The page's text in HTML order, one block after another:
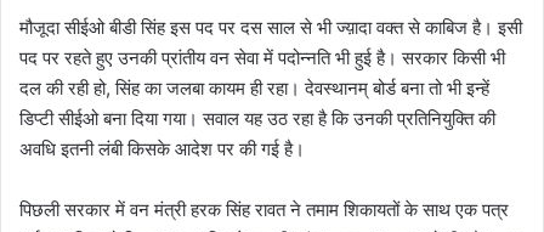
मौजूदा सीईओ बीडी सिंह इस पद पर दस साल से भी ज्य़ादा वक्त से काबिज है। इसी
पद पर रहते हुए उनकी प्रांतीय वन सेवा में पदोन्नति भी हुई है। सरकार किसी भी
दल की रही हो, सिंह का जलबा कायम ही रहा। देवस्थानम् बोर्ड बना तो भी इन्हें
डिप्टी सीईओ बना दिया गया। सवाल यह उठ रहा है कि उनकी प्रतिनियुक्ति की
अवधि इतनी लंबी किसके आदेश पर की गई है।
पिछली सरकार में वन मंत्री हरक सिंह रावत ने तमाम शिकायतों के साथ एक पत्र